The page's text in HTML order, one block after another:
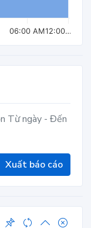
06:00 AM12:00…
Từ ngày - Đến
Xuất báo cáo